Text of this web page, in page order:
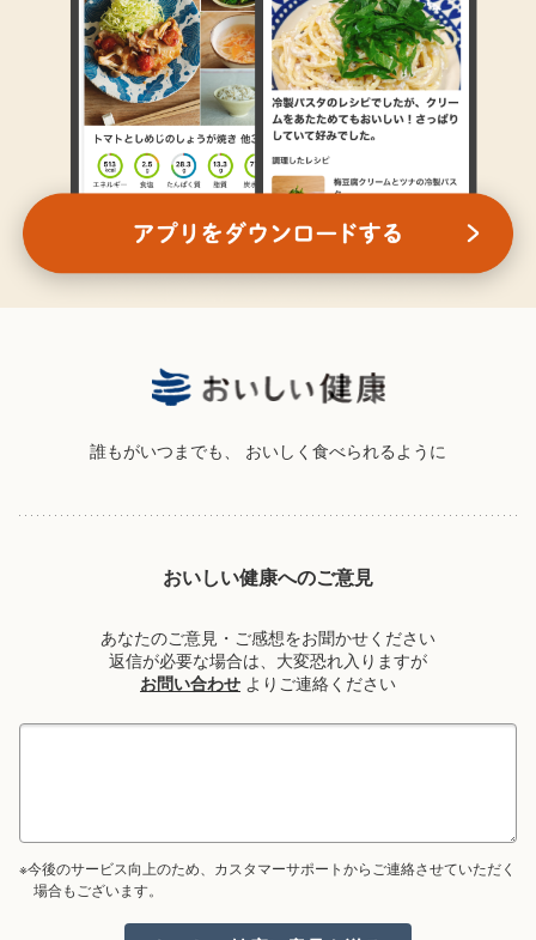
誰もがいつまでも、 おいしく食べられるように
おいしい健康へのご意見
あなたのご意見・ご感想をお聞かせください
返信が必要な場合は、大変恐れ入りますが
お問い合わせ よりご連絡ください
※今後のサービス向上のため、カスタマーサポートからご連絡させていただく
場合もございます。